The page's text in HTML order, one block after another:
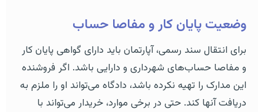
وضعیت پایان کار و مفاصا حساب
برای انتقال سند رسمی، آپارتمان باید دارای گواهی پایان کار
و مفاصا حساب‌های شهرداری و دارایی باشد. اگر فروشنده
این مدارک را تهیه نکرده باشد، دادگاه می‌تواند او را ملزم به
دریافت آنها کند. حتی در برخی موارد، خریدار می‌تواند با